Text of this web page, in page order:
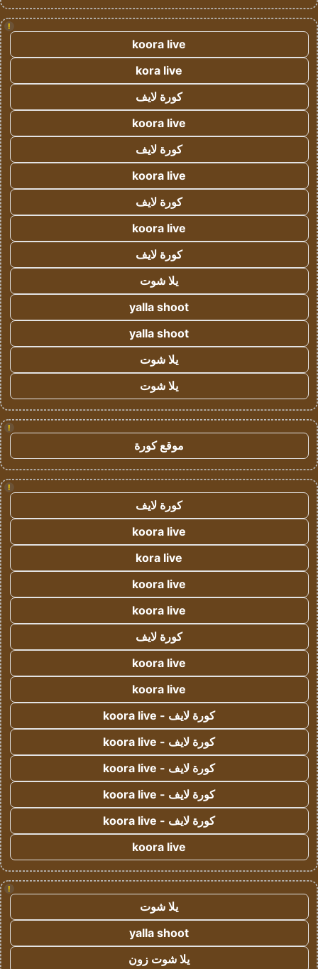
!
koora live
kora live
كورة لايف
koora live
كورة لايف
koora live
كورة لايف
koora live
كورة لايف
يلا شوت
yalla shoot
yalla shoot
يلا شوت
يلا شوت
!
موقع كورة
!
كورة لايف
koora live
kora live
koora live
koora live
كورة لايف
koora live
koora live
كورة لايف - koora live
كورة لايف - koora live
كورة لايف - koora live
كورة لايف - koora live
كورة لايف - koora live
koora live
!
يلا شوت
yalla shoot
يلا شوت زون